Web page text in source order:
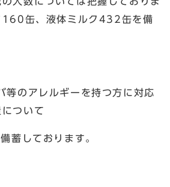
160缶、液体ミルク432缶を備
のアレルギーを持つ方に対応
ついて
しております。